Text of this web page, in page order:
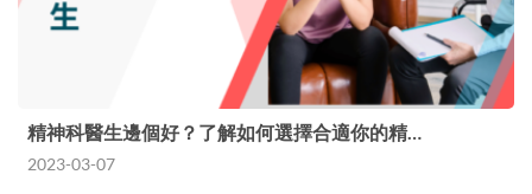
精神科醫生邊個好？了解如何選擇合適你的精…
2023-03-07